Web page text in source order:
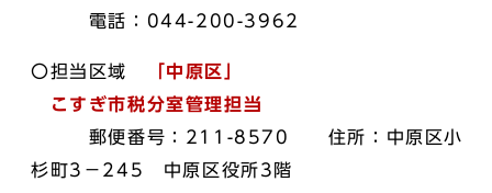
電話：044-200-3962
〇担当区域
「中原区」
こすぎ市税分室管理担当
郵便番号：211-8570 住所：中原区小
杉町3－245 中原区役所3階